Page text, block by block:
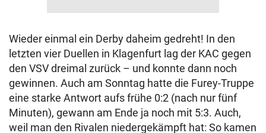
Wieder einmal ein Derby daheim gedreht! In den
letzten vier Duellen in Klagenfurt lag der KAC gegen
den VSV dreimal zurück – und konnte dann noch
gewinnen. Auch am Sonntag hatte die Furey-Truppe
eine starke Antwort aufs frühe 0:2 (nach nur fünf
Minuten), gewann am Ende ja noch mit 5:3. Auch,
weil man den Rivalen niedergekämpft hat: So kamen